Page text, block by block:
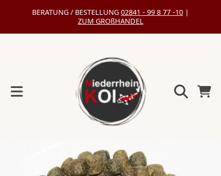
DIREKT
INHALT
BERATUNG / BESTELLUNG 02841 - 99 8 77 -10 |
ZUM GROßHANDEL
DEN